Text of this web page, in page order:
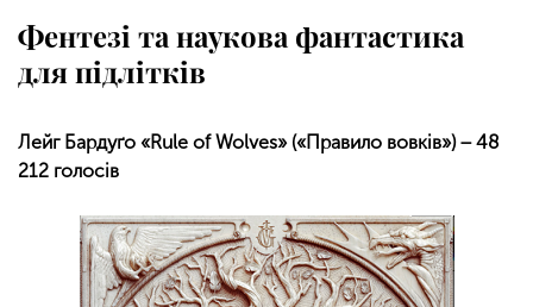
Фентезі та наукова фантастика
для підлітків
Лейг Бардуґо «Rule of Wolves» («Правило вовків») − 48
212 голосів